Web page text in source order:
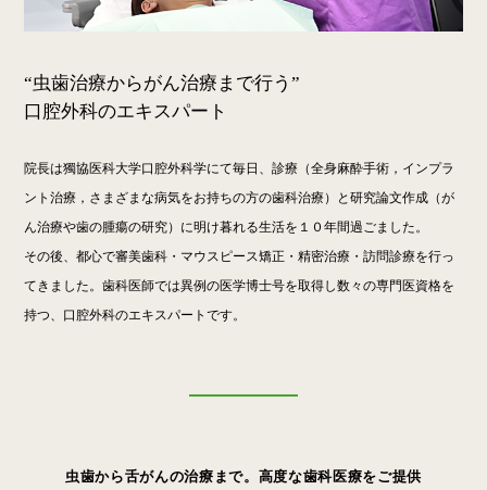
“虫歯治療からがん治療まで行う”
口腔外科のエキスパート
院長は獨協医科大学口腔外科学にて毎日、診療（全身麻酔手術，インプラ
ント治療，さまざまな病気をお持ちの方の歯科治療）と研究論文作成（が
ん治療や歯の腫瘍の研究）に明け暮れる生活を１０年間過ごました。
その後、都心で審美歯科・マウスピース矯正・精密治療・訪問診療を行っ
てきました。歯科医師では異例の医学博士号を取得し数々の専門医資格を
持つ、口腔外科のエキスパートです。
虫歯から舌がんの治療まで。高度な歯科医療をご提供